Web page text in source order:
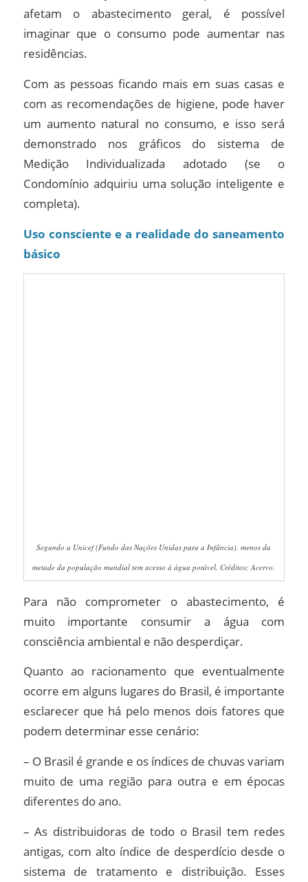
afetam o abastecimento geral, é possível
imaginar que o consumo pode aumentar nas
residências.
Com as pessoas ficando mais em suas casas e
com as recomendações de higiene, pode haver
um aumento natural no consumo, e isso será
demonstrado nos gráficos do sistema de
Medição Individualizada adotado (se o
Condomínio adquiriu uma solução inteligente e
completa).
Uso consciente e a realidade do saneamento
básico
Segundo a Unicef (Fundo das Nações Unidas para a Infância), menos da
metade da população mundial tem acesso à água potável. Créditos: Acervo.
Para não comprometer o abastecimento, é
muito importante consumir a água com
consciência ambiental e não desperdiçar.
Quanto ao racionamento que eventualmente
ocorre em alguns lugares do Brasil, é importante
esclarecer que há pelo menos dois fatores que
podem determinar esse cenário:
– O Brasil é grande e os índices de chuvas variam
muito de uma região para outra e em épocas
diferentes do ano.
– As distribuidoras de todo o Brasil tem redes
antigas, com alto índice de desperdício desde o
sistema de tratamento e distribuição. Esses